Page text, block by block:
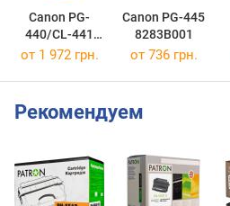
Canon PG-
440/CL-441
MULTI
Canon PG-445
8283B001
от 1 972 грн. от 736 грн.
Рекомендуем